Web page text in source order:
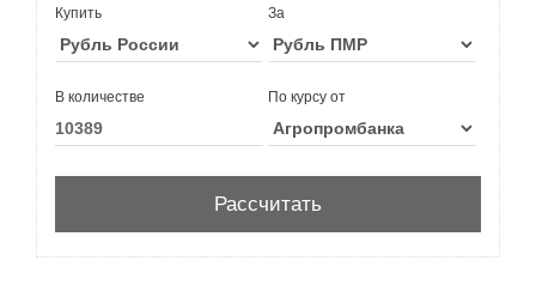
Купить За
В количестве По курсу от